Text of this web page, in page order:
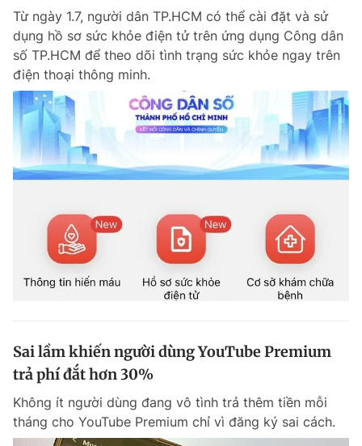
Giấy phép xuất bản số 110/GP - BTTTT cấp ngày 24.3.2020
© 2003-2026 Bản quyền thuộc về Báo Thanh Niên. Cấm sao chép
dưới mọi hình thức nếu không có sự chấp thuận bằng văn bản.
Phát triển bởi ePi Technologies, JSC.
Từ ngày 1.7, người dân TP.HCM có thể cài đặt và sử
dụng hồ sơ sức khỏe điện tử trên ứng dụng Công dân
số TP.HCM để theo dõi tình trạng sức khỏe ngay trên
điện thoại thông minh.
Sai lầm khiến người dùng YouTube Premium
trả phí đắt hơn 30%
Không ít người dùng đang vô tình trả thêm tiền mỗi
tháng cho YouTube Premium chỉ vì đăng ký sai cách.